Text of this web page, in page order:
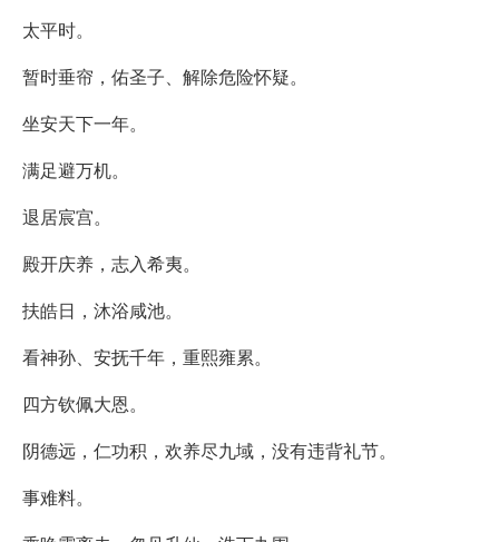
太平时。
暂时垂帘，佑圣子、解除危险怀疑。
坐安天下一年。
满足避万机。
退居宸宫。
殿开庆养，志入希夷。
扶皓日，沐浴咸池。
看神孙、安抚千年，重熙雍累。
四方钦佩大恩。
阴德远，仁功积，欢养尽九域，没有违背礼节。
事难料。